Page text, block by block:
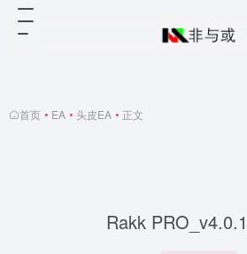
首页 • EA • 头皮EA • 正文
Rakk PRO_v4.0.1